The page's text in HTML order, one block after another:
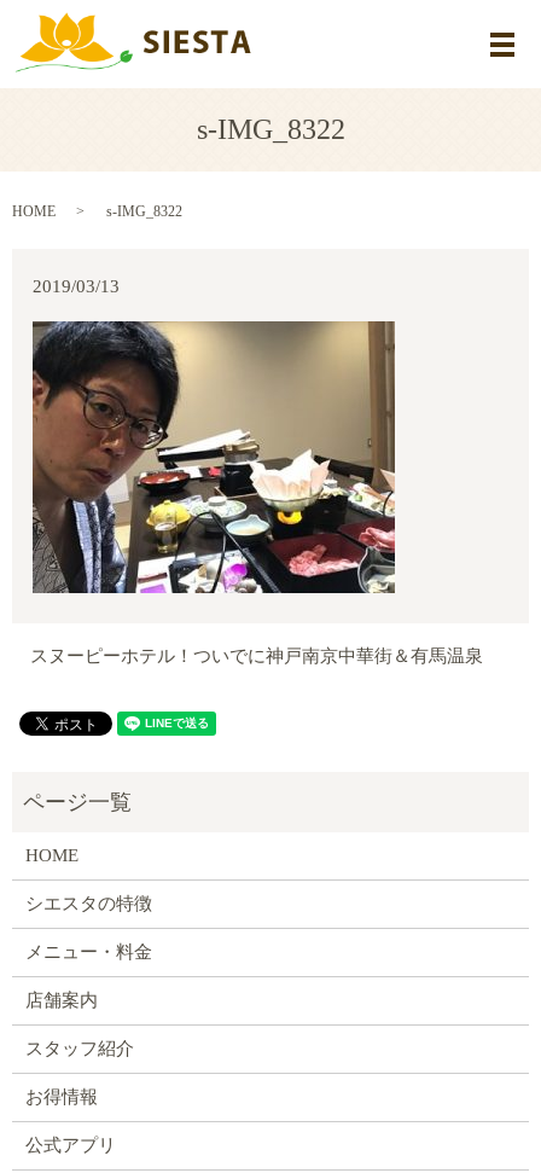
メ
s-IMG_8322
HOME s-IMG_8322
2019/03/13
スヌーピーホテル！ついでに神戸南京中華街＆有馬温泉
HOME
シエスタの特徴
メニュー・料金
店舗案内
スタッフ紹介
お得情報
公式アプリ